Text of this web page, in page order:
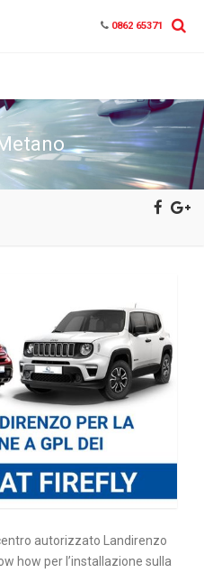
0862 65371
autorizzato Landirenzo
how per l’installazione sulla